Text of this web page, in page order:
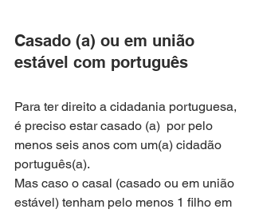
Casado (a) ou em união
estável com português
Para ter direito a cidadania portuguesa,
é preciso estar casado (a)  por pelo
menos seis anos com um(a) cidadão
português(a).
Mas caso o casal (casado ou em união
estável) tenham pelo menos 1 filho em